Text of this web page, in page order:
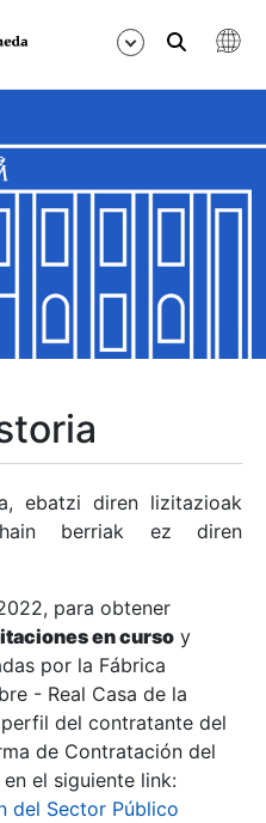
ebatzi diren lizitazioak
berriak ez diren
para obtener
en curso y
por la Fábrica
- Real Casa de la
del contratante del
de Contratación del
el siguiente link:
del Sector Público